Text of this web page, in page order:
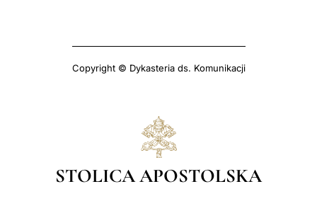
Copyright © Dykasteria ds. Komunikacji
STOLICA APOSTOLSKA